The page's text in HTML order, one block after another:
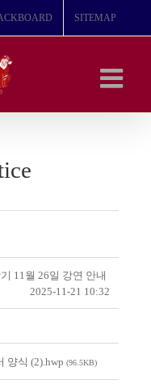
SITEMAP
11월 26일 강연 안내
2025-11-21 10:32
양식 (2).hwp (96.5KB)